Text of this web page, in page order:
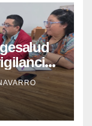
de